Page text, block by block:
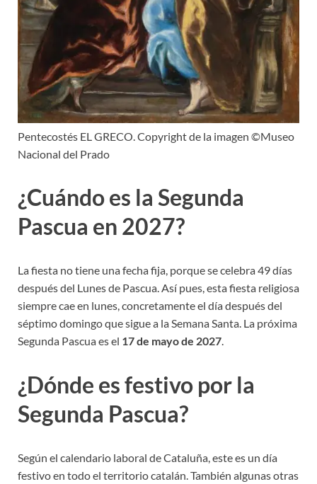
Pentecostés EL GRECO. Copyright de la imagen ©Museo
Nacional del Prado
¿Cuándo es la Segunda
Pascua en 2027?
La fiesta no tiene una fecha fija, porque se celebra 49 días
después del Lunes de Pascua. Así pues, esta fiesta religiosa
siempre cae en lunes, concretamente el día después del
séptimo domingo que sigue a la Semana Santa. La próxima
Segunda Pascua es el 17 de mayo de 2027.
¿Dónde es festivo por la
Segunda Pascua?
Según el calendario laboral de Cataluña, este es un día
festivo en todo el territorio catalán. También algunas otras